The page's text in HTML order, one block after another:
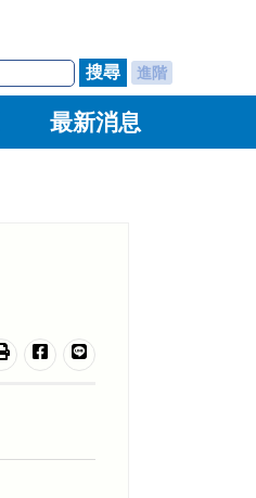
進階
最新消息
友善列印分享至臉書
分享至line